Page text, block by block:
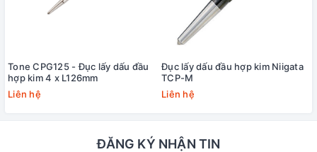
Tone CPG125 - Đục lấy dấu đầu
hợp kim 4 x L126mm
Liên hệ
Đục lấy dấu đầu hợp kim Niigata
TCP-M
Liên hệ
ĐĂNG KÝ NHẬN TIN